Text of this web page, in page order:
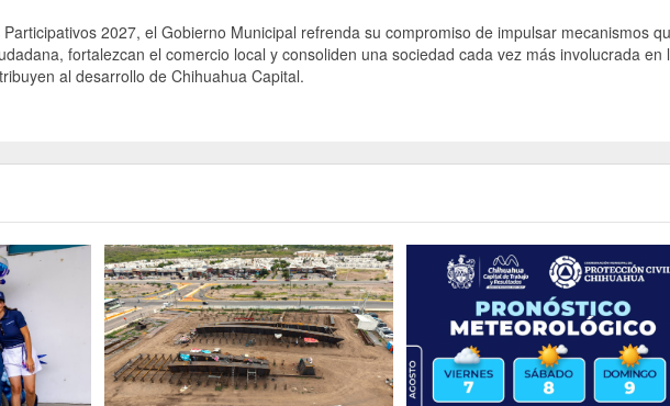
2027, el Gobierno Municipal refrenda su compromiso de impulsar mecanismos
fortalezcan el comercio local y consoliden una sociedad cada vez más involucrada en
al desarrollo de Chihuahua Capital.